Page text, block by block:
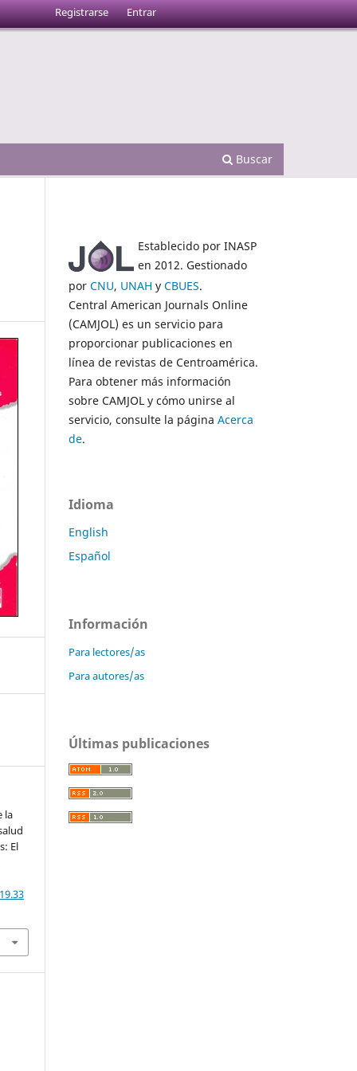
Buscar
Registrarse Entrar
la
El
Establecido por INASP
en 2012. Gestionado
por CNU, UNAH y CBUES.
Central American Journals Online
(CAMJOL) es un servicio para
proporcionar publicaciones en
línea de revistas de Centroamérica.
Para obtener más información
sobre CAMJOL y cómo unirse al
servicio, consulte la página Acerca
de.
Idioma
English
Español
Información
Para lectores/as
Para autores/as
Últimas publicaciones